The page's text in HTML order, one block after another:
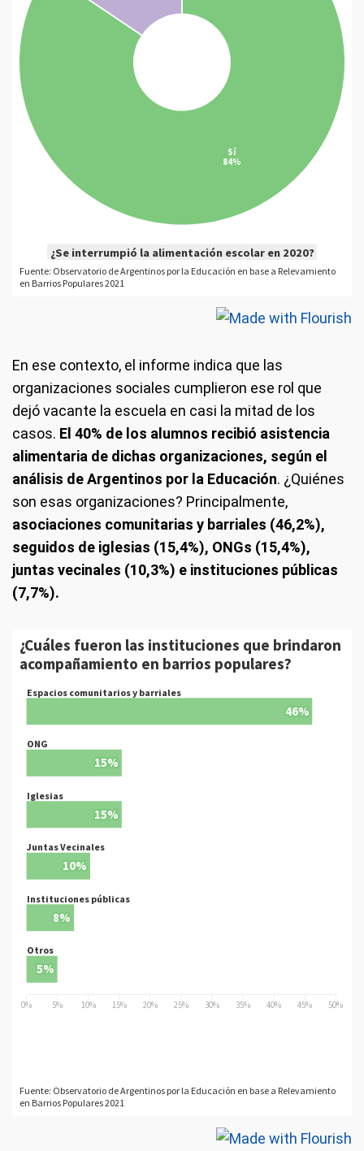
En ese contexto, el informe indica que las
organizaciones sociales cumplieron ese rol que
dejó vacante la escuela en casi la mitad de los
casos. El 40% de los alumnos recibió asistencia
alimentaria de dichas organizaciones, según el
análisis de Argentinos por la Educación. ¿Quiénes
son esas organizaciones? Principalmente,
asociaciones comunitarias y barriales (46,2%),
seguidos de iglesias (15,4%), ONGs (15,4%),
juntas vecinales (10,3%) e instituciones públicas
(7,7%).